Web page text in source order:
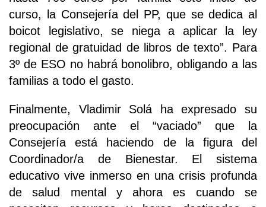
curso, la Consejería del PP, que se dedica al
boicot legislativo, se niega a aplicar la ley
regional de gratuidad de libros de texto”. Para
3º de ESO no habrá bonolibro, obligando a las
familias a todo el gasto.
Finalmente, Vladimir Solá ha expresado su
preocupación ante el “vaciado” que la
Consejería está haciendo de la figura del
Coordinador/a de Bienestar. El sistema
educativo vive inmerso en una crisis profunda
de salud mental y ahora es cuando se